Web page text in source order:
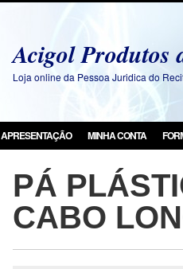
Acigol Produtos
Loja online da Pessoa Juridica do
APRESENTAÇÃO MINHA CONTA
PÁ
CABO